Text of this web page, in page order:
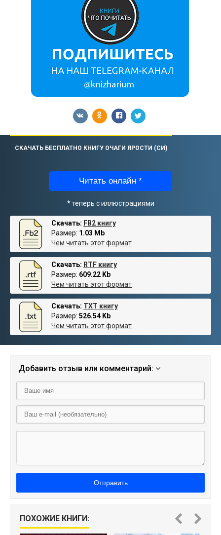
СКАЧАТЬ БЕСПЛАТНО КНИГУ ОЧАГИ ЯРОСТИ (СИ)
Читать онлайн *
* теперь с иллюстрациями
Скачать: FB2 книгу
Размер: 1.03 Mb
Чем читать этот формат
Скачать: RTF книгу
Размер: 609.22 Kb
Чем читать этот формат
Скачать: TXT книгу
Размер: 526.54 Kb
Чем читать этот формат
Добавить отзыв или комментарий:
Отправить
ПОХОЖИЕ КНИГИ: